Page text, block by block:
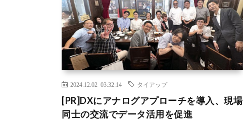
2024.12.02 03:32:14 タイアップ
[PR]DXにアナログアプローチを導入、現場
同士の交流でデータ活用を促進